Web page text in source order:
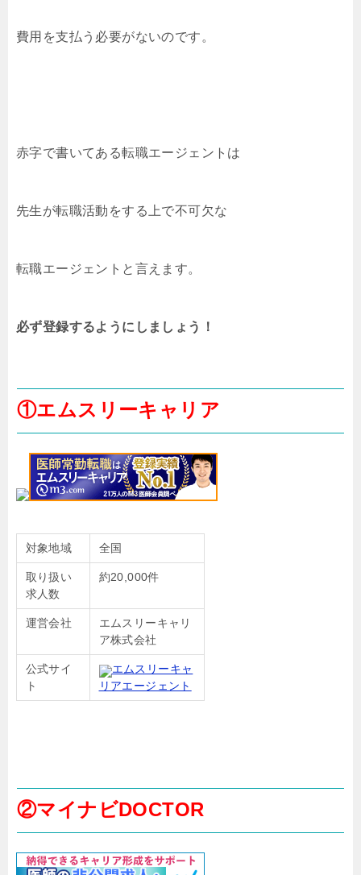
費用を支払う必要がないのです。
赤字で書いてある転職エージェントは
先生が転職活動をする上で不可欠な
転職エージェントと言えます。
必ず登録するようにしましょう！
①エムスリーキャリア
対象地域 全国
取り扱い
求人数
約20,000件
運営会社
エムスリーキャリ
ア株式会社
公式サイ
ト
エムスリーキャ
リアエージェント
②マイナビDOCTOR